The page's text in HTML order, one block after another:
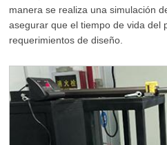
manera se realiza una simulación
asegurar que el tiempo de vida del
requerimientos de diseño.